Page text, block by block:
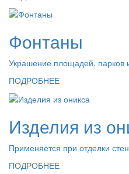
Фонтаны
Украшение площадей, парков
ПОДРОБНЕЕ
Изделия из
Применяется при отделки
ПОДРОБНЕЕ